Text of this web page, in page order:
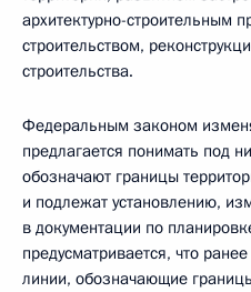
архитектурно-строительным
строительством,
строительства.
Федеральным законом
предлагается понимать под
обозначают границы
и подлежат установлению,
в документации по
предусматривается, что
линии, обозначающие